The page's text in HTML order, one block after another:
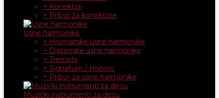
+ Konektori
+ Pribor za konektore
Usne harmonike
+ Hromatske usne harmonike
+ Diatonske usne harmonike
+ Tremolo
+ Signature / Historic
+ Pribor za usne harmonike
Muzički instrumenti za decu